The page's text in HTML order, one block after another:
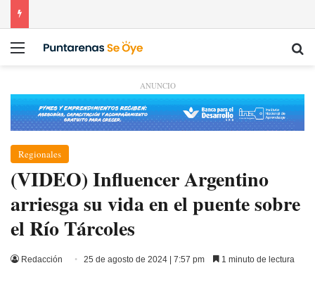
Menú
ANUNCIO
Regionales
(VIDEO) Influencer Argentino
arriesga su vida en el puente sobre
el Río Tárcoles
Redacción 25 de agosto de 2024 | 7:57 pm 1 minuto de lectura